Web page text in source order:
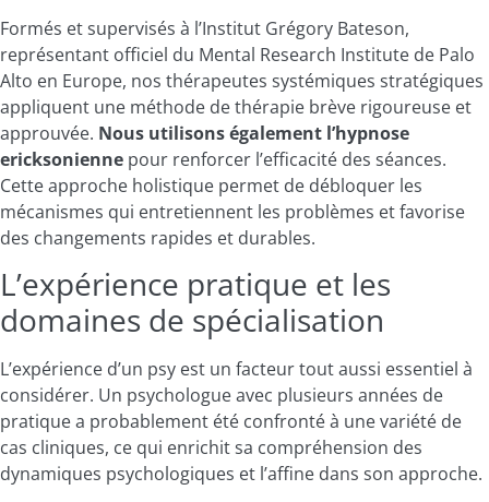
Formés et supervisés à l’Institut Grégory Bateson,
représentant officiel du Mental Research Institute de Palo
Alto en Europe, nos thérapeutes systémiques stratégiques
appliquent une méthode de thérapie brève rigoureuse et
approuvée. Nous utilisons également l’hypnose
ericksonienne pour renforcer l’efficacité des séances.
Cette approche holistique permet de débloquer les
mécanismes qui entretiennent les problèmes et favorise
des changements rapides et durables.
L’expérience pratique et les
domaines de spécialisation
L’expérience d’un psy est un facteur tout aussi essentiel à
considérer. Un psychologue avec plusieurs années de
pratique a probablement été confronté à une variété de
cas cliniques, ce qui enrichit sa compréhension des
dynamiques psychologiques et l’affine dans son approche.